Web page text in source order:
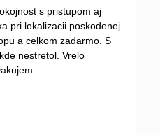
/
5
s pristupom aj
pri lokalizacii poskodenej
a celkom zadarmo. S
nestretol. Vrelo